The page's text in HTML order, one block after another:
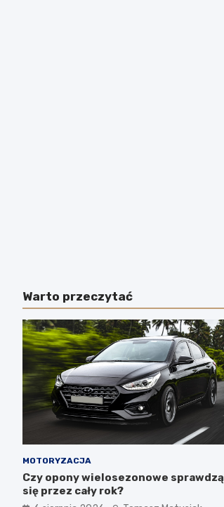
Warto przeczytać
MOTORYZACJA
Czy opony wielosezonowe sprawdzą
się przez cały rok?